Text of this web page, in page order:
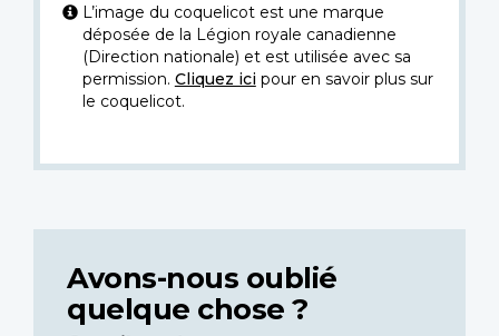
L’image du coquelicot est une marque
déposée de la Légion royale canadienne
(Direction nationale) et est utilisée avec sa
permission. Cliquez icipour en savoir plus sur
le coquelicot.
Avons-nous oublié
quelque chose ?